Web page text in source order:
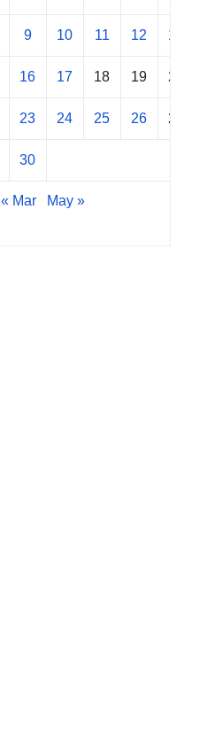
9 10 11 12 13
16 17 18 19 20
23 24 25 26 27
30
« Mar May »